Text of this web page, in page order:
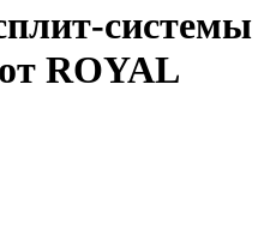
системы
ROYAL